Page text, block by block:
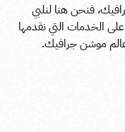
فنحن هنا لنلبي
الخدمات التي نقدمها
عالم موشن جرافيك.